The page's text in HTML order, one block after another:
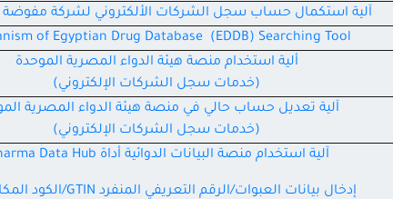
آلية استكمال حساب سجل الشركات الألكتروني لشركة مفوضة
of Egyptian Drug Database (EDDB) Searching Tool
ألية استخدام منصة هيئة الدواء المصرية الموحدة
(خدمات سجل الشركات الإلكتروني)
آلية تعديل حساب حالي في منصة هيئة الدواء المصرية
(خدمات سجل الشركات الإلكتروني)
آلية استخدام منصة البيانات الدوائية أداة Pharma Data Hub
إدخال بيانات العبوات/الرقم التعريفي المنفرد GTIN/الكود المكانيGLN